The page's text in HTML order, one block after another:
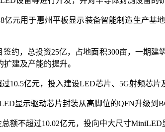
元用于惠州平板显示装备智能制造生产
约，总投资25亿，占地面积300亩，一期
建及产能的提升。
10.5亿元，投入建设LED芯片、5G射频芯片
显示驱动芯片封装从高脚位的QFN升级到
额不超过10.02亿元，投向中大尺寸